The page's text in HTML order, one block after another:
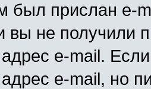
был прислан e-
вы не получили
e-mail.
e-mail, но